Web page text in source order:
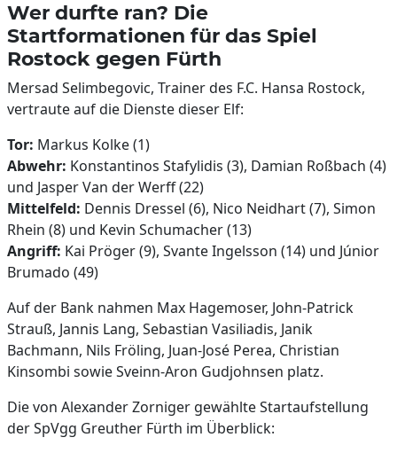
Wer durfte ran? Die
Startformationen für das Spiel
Rostock gegen Fürth
Mersad Selimbegovic, Trainer des F.C. Hansa Rostock,
vertraute auf die Dienste dieser Elf:
Tor: Markus Kolke (1)
Abwehr: Konstantinos Stafylidis (3), Damian Roßbach (4)
und Jasper Van der Werff (22)
Mittelfeld: Dennis Dressel (6), Nico Neidhart (7), Simon
Rhein (8) und Kevin Schumacher (13)
Angriff: Kai Pröger (9), Svante Ingelsson (14) und Júnior
Brumado (49)
Auf der Bank nahmen Max Hagemoser, John-Patrick
Strauß, Jannis Lang, Sebastian Vasiliadis, Janik
Bachmann, Nils Fröling, Juan-José Perea, Christian
Kinsombi sowie Sveinn-Aron Gudjohnsen platz.
Die von Alexander Zorniger gewählte Startaufstellung
der SpVgg Greuther Fürth im Überblick: